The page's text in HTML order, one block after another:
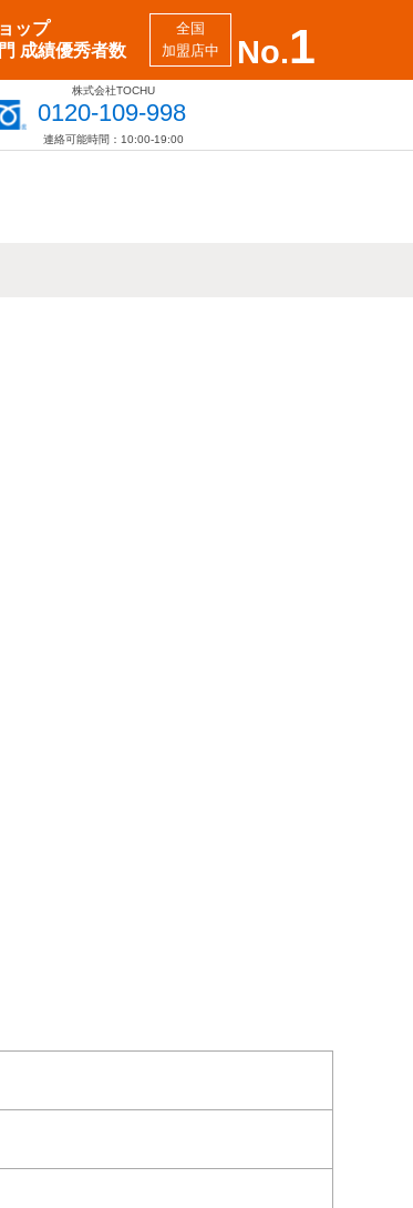
No.1
全国
加盟店中
ップ
成績優秀者数
株式会社TOCHU
0120-109-998
連絡可能時間：10:00-19:00